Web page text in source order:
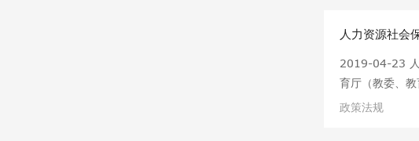
人力资源社会
2019-04-23 人
育厅（教委、
人力资
政策法规